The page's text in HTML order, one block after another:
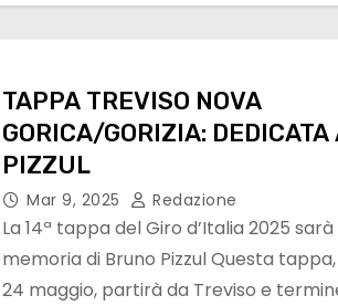
TAPPA TREVISO NOVA
GORICA/GORIZIA: DEDICATA
PIZZUL
Mar 9, 2025 Redazione
La 14ª tappa del Giro d’Italia 2025
memoria di Bruno Pizzul Questa
24 maggio, partirà da Treviso e